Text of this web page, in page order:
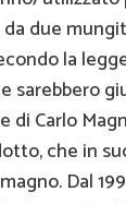
due
la
sarebbero
di Carlo
che in
Dal